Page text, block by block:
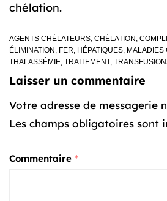
chélation.
AGENTS CHÉLATEURS, CHÉLATION ,
ÉLIMINATION , FER, HÉPATIQUES, MALADIES
THALASSÉMIE, TRAITEMENT,
Laisser un commentaire
Votre adresse de messagerie
Les champs obligatoires sont
Commentaire *